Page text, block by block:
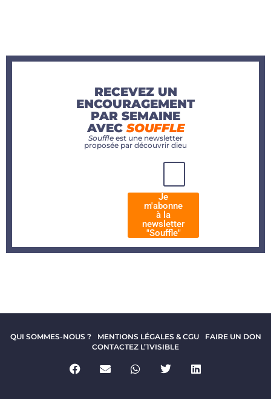
RECEVEZ UN
ENCOURAGEMENT
PAR SEMAINE
AVECSOUFFLE
Souffle est une newsletter
proposée par découvrir dieu
Je
m'abonne
à la
newsletter
"Souffle"
QUI SOMMES-NOUS ? MENTIONS LÉGALES & CGU
FAIRE UN DON
CONTACTEZ L’1VISIBLE